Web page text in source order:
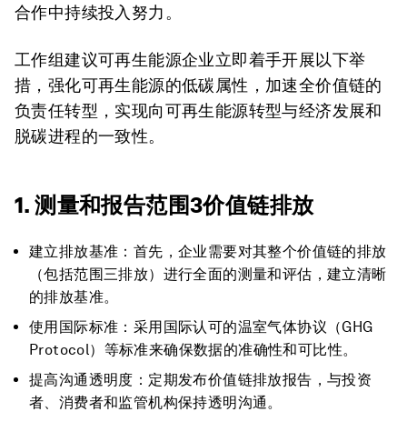
合作中持续投入努力。
工作组建议可再生能源企业立即着手开展以下举
措，强化可再生能源的低碳属性，加速全价值链的
负责任转型，实现向可再生能源转型与经济发展和
脱碳进程的一致性。
1. 测量和报告范围3价值链排放
建立排放基准：首先，企业需要对其整个价值链的排放
（包括范围三排放）进行全面的测量和评估，建立清晰
的排放基准。
使用国际标准：采用国际认可的温室气体协议（GHG
Protocol）等标准来确保数据的准确性和可比性。
提高沟通透明度：定期发布价值链排放报告，与投资
者、消费者和监管机构保持透明沟通。